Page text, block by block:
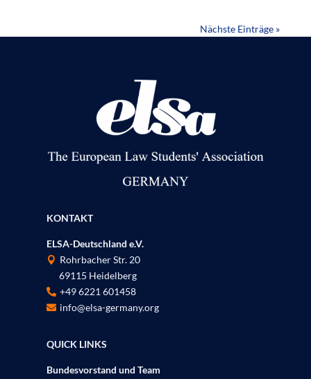
Nächste Einträge »
KONTAKT
ELSA-Deutschland e.V.
 Rohrbacher Str. 20
69115 Heidelberg
 +49 6221 601458
 info@elsa-germany.org
QUICK LINKS
Bundesvorstand und Team